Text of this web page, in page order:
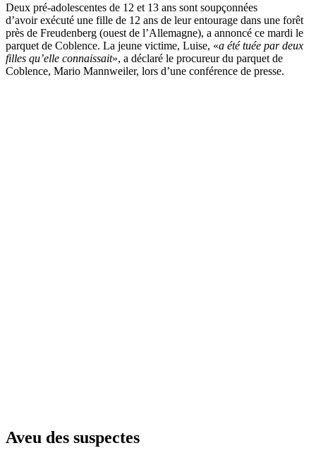
Deux pré-adolescentes de 12 et 13 ans sont soupçonnées
d’avoir exécuté une fille de 12 ans de leur entourage dans une forêt
près de Freudenberg (ouest de l’Allemagne), a annoncé ce mardi le
parquet de Coblence. La jeune victime, Luise, «a été tuée par deux
filles qu’elle connaissait», a déclaré le procureur du parquet de
Coblence, Mario Mannweiler, lors d’une conférence de presse.
Aveu des suspectes